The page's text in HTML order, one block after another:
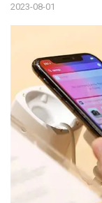
2023-08-01